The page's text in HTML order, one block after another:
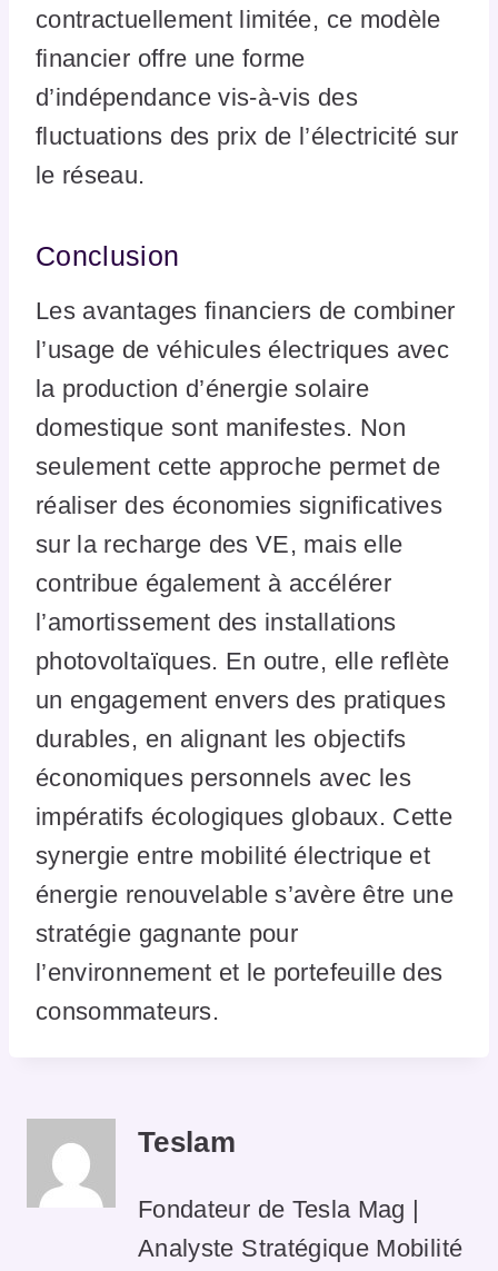
contractuellement limitée, ce modèle
financier offre une forme
d’indépendance vis-à-vis des
fluctuations des prix de l’électricité sur
le réseau.
Conclusion
Les avantages financiers de combiner
l’usage de véhicules électriques avec
la production d’énergie solaire
domestique sont manifestes. Non
seulement cette approche permet de
réaliser des économies significatives
sur la recharge des VE, mais elle
contribue également à accélérer
l’amortissement des installations
photovoltaïques. En outre, elle reflète
un engagement envers des pratiques
durables, en alignant les objectifs
économiques personnels avec les
impératifs écologiques globaux. Cette
synergie entre mobilité électrique et
énergie renouvelable s’avère être une
stratégie gagnante pour
l’environnement et le portefeuille des
consommateurs.
Teslam
Fondateur de Tesla Mag |
Analyste Stratégique Mobilité